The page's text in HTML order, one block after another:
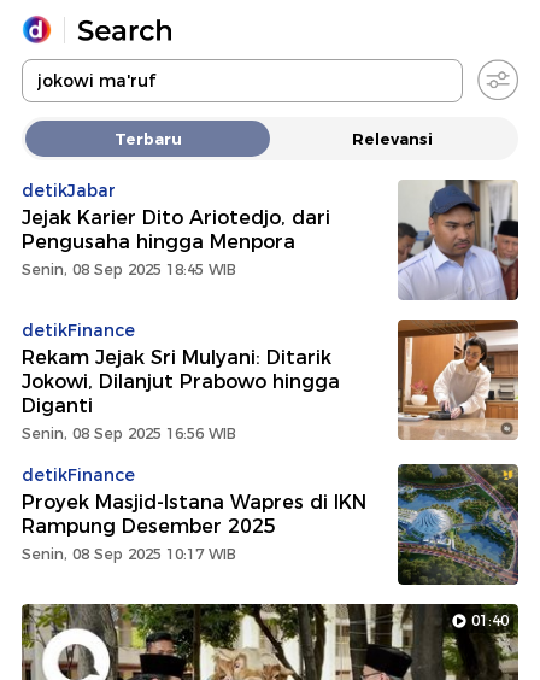
Yang sedang ramai dicari
Loading...
Promoted
Terakhir yang dicari
Terbaru Relevansi
detikJabar
Jejak Karier Dito Ariotedjo, dari
Pengusaha hingga Menpora
Senin, 08 Sep 2025 18:45 WIB
detikFinance
Rekam Jejak Sri Mulyani: Ditarik
Jokowi, Dilanjut Prabowo hingga
Diganti
Senin, 08 Sep 2025 16:56 WIB
detikFinance
Proyek Masjid-Istana Wapres di IKN
Rampung Desember 2025
Senin, 08 Sep 2025 10:17 WIB
01:40